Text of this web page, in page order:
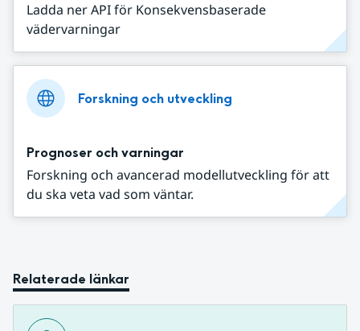
Ladda ner API för Konsekvensbaserade
vädervarningar
Forskning och utveckling
Prognoser och varningar
Forskning och avancerad modellutveckling för att
du ska veta vad som väntar.
Relaterade länkar